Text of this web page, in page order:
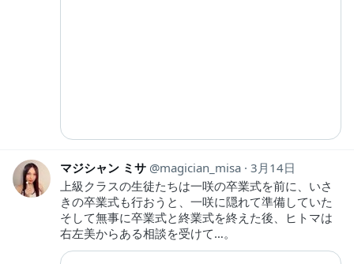
マジシャン ミサ magician_misa 3月14日
上級クラスの生徒たちは一咲の卒業式を前に、いさ
きの卒業式も行おうと、一咲に隠れて準備していた
そして無事に卒業式と終業式を終えた後、ヒトマは
右左美からある相談を受けて…。